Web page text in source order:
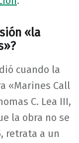
«la
cuando la
«Marines Call
C. Lea III,
la obra no se
retrata a un